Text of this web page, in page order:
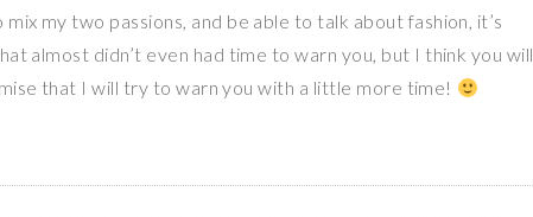
my two passions, and be able to talk about fashion, it’s
almost didn’t even had time to warn you, but I think you will
that I will try to warn you with a little more time!